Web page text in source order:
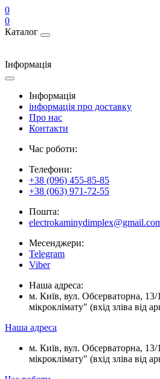
0
0
Каталог
Інформація
Інформація
інформація про доставку
Про нас
Контакти
Час роботи:
Телефони:
+38 (096) 455-85-85
+38 (063) 971-72-55
Пошта:
Месенджери:
Telegram
Viber
Наша адреса:
м. Київ, вул. Обсерваторна, 13/
мікроклімату" (вхід зліва від
Наша адреса
м. Київ, вул. Обсерваторна, 13/
мікроклімату" (вхід зліва від